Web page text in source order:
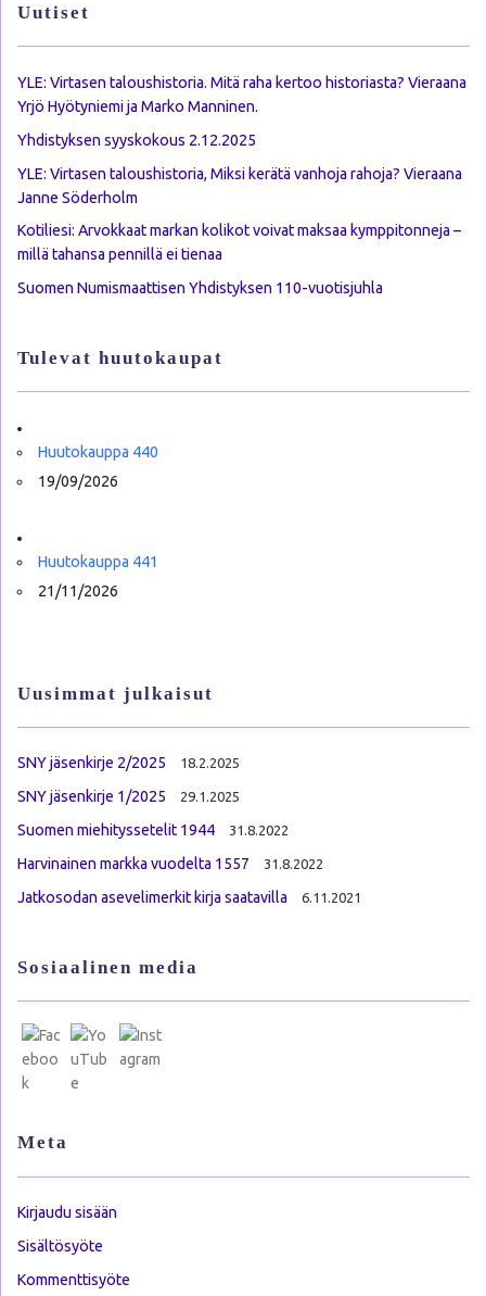
Uutiset
YLE: Virtasen taloushistoria. Mitä raha kertoo historiasta? Vieraana
Yrjö Hyötyniemi ja Marko Manninen.
Yhdistyksen syyskokous 2.12.2025
YLE: Virtasen taloushistoria, Miksi kerätä vanhoja rahoja? Vieraana
Janne Söderholm
Kotiliesi: Arvokkaat markan kolikot voivat maksaa kymppitonneja –
millä tahansa pennillä ei tienaa
Suomen Numismaattisen Yhdistyksen 110-vuotisjuhla
Tulevat huutokaupat
Huutokauppa 440
19/09/2026
Huutokauppa 441
21/11/2026
Uusimmat julkaisut
SNY jäsenkirje 2/2025 18.2.2025
SNY jäsenkirje 1/2025 29.1.2025
Suomen miehityssetelit 1944 31.8.2022
Harvinainen markka vuodelta 1557 31.8.2022
Jatkosodan asevelimerkit kirja saatavilla 6.11.2021
Sosiaalinen media
Meta
Kirjaudu sisään
Sisältösyöte
Kommenttisyöte